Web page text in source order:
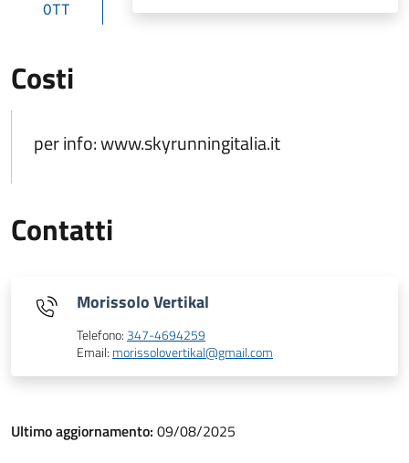
OTT
Costi
per info: www.skyrunningitalia.it
Contatti
Morissolo Vertikal
Telefono: 347-4694259
Email: morissolovertikal@gmail.com
Ultimo aggiornamento: 09/08/2025